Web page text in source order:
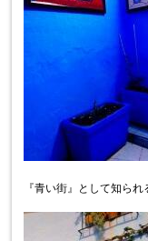
『青い街』として知られ